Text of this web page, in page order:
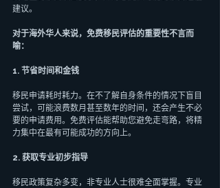
建议。
对于海外华人来说，免费移民评估的重要性不言而
喻：
1. 节省时间和金钱
移民申请耗时耗力。在不了解自身条件的情况下盲目
尝试，可能浪费数月甚至数年的时间，还会产生不必
要的申请费用。免费评估能帮助您避免走弯路，将精
力集中在最有可能成功的方向上。
2. 获取专业初步指导
移民政策复杂多变，非专业人士很难全面掌握。专业